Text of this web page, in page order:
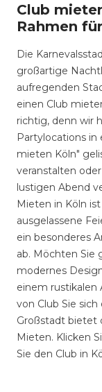
Club
Rahmen
Die
großartige
aufregenden
einen Club
richtig, denn wir
Partylocations
mieten Köln"
veranstalten
lustigen Abend
Mieten in Köln
ausgelassene
ein besonderes
ab. Möchten Sie
modernes
einem rustikalen
von Club Sie
Großstadt bietet
Mieten. Klicken
Sie den Club in